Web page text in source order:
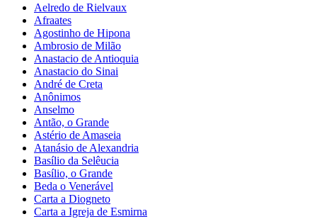
Aelredo de Rielvaux
Afraates
Agostinho de Hipona
Ambrosio de Milão
Anastacio de Antioquia
Anastacio do Sinai
André de Creta
Anônimos
Anselmo
Antão, o Grande
Astério de Amaseia
Atanásio de Alexandria
Basílio da Selêucia
Basílio, o Grande
Beda o Venerável
Carta a Diogneto
Carta a Igreja de Esmirna